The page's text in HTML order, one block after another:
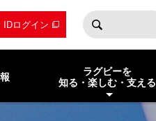
IDログイン
ラグビーを
知る・楽しむ・支える